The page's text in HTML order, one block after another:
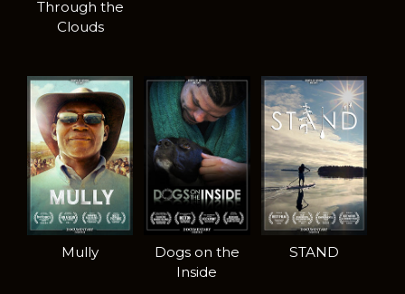
Through the
Clouds
Mully
Dogs on the
Inside
STAND